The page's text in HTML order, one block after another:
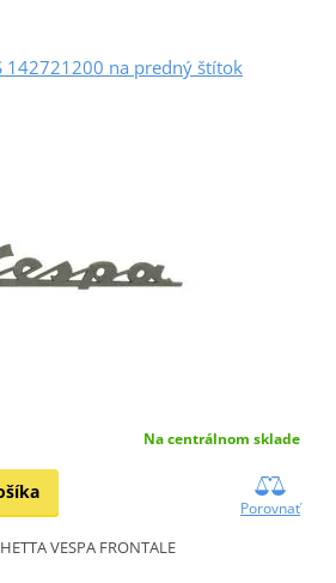
142721200 na predný štítok
Na centrálnom sklade
Porovnať
VESPA FRONTALE